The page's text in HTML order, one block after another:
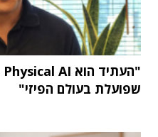
שפועלת בעולם הפיזי"